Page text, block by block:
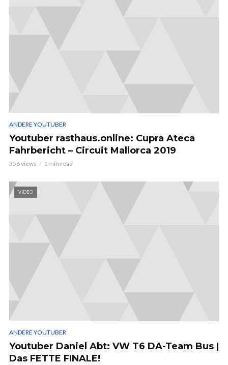
ANDERE YOUTUBER
Youtuber rasthaus.online: Cupra Ateca
Fahrbericht – Circuit Mallorca 2019
356 views 1 min read
VIDEO
ANDERE YOUTUBER
Youtuber Daniel Abt: VW T6 DA-Team Bus |
Das FETTE FINALE!